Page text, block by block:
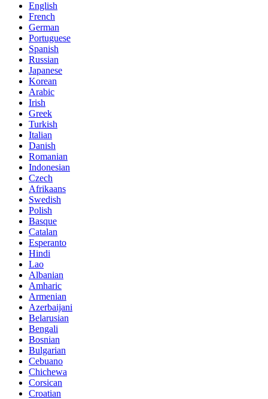
English
French
German
Portuguese
Spanish
Russian
Japanese
Korean
Arabic
Irish
Greek
Turkish
Italian
Danish
Romanian
Indonesian
Czech
Afrikaans
Swedish
Polish
Basque
Catalan
Esperanto
Hindi
Lao
Albanian
Amharic
Armenian
Azerbaijani
Belarusian
Bengali
Bosnian
Bulgarian
Cebuano
Chichewa
Corsican
Croatian